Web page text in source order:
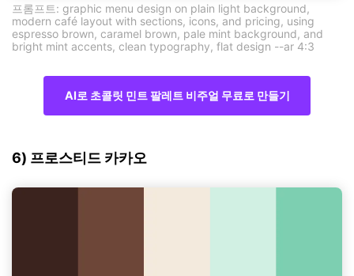
프롬프트: graphic menu design on plain light background,
modern café layout with sections, icons, and pricing, using
espresso brown, caramel brown, pale mint background, and
bright mint accents, clean typography, flat design --ar 4:3
AI로 초콜릿 민트 팔레트 비주얼 무료로 만들기
6) 프로스티드 카카오